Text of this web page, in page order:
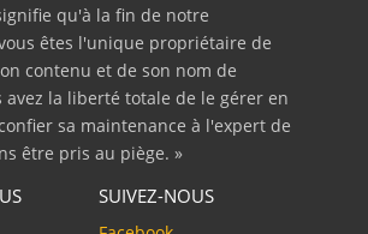
qu'à la fin de notre
êtes l'unique propriétaire de
contenu et de son nom de
avez la liberté totale de le gérer en
sa maintenance à l'expert de
être pris au piège. »
SUIVEZ-NOUS